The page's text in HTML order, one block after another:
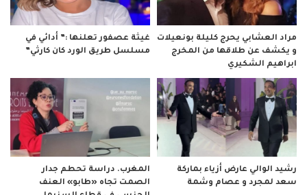
مراد العشابي يحرج كليلة بونعيلات
و يكشف عن طلاقها من المخرج
ابراهيم الشكيري
غيثة عصفور تعلنها :” أدائي في
مسلسل طريق الورد كان كارثي”
رشيد الوالي عارض أزياء بماركة
سعد لمجرد و عصام وشمة
المغرب. دراسة تحطم جدار
الصمت تجاه «طابو» العنف